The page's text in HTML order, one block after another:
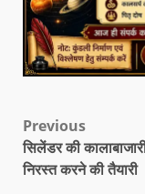
Previous
सिलेंडर की
निरस्त करने की तैयारी